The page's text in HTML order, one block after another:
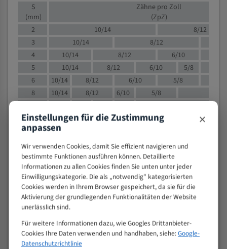
S
(mm)
Zähne pro Zoll
(ZpZ)
2
10/14
8/12
3
10/14 8/12
4
10/14 8/12 6/10
5
10/14 8/12 6/10
5/8
6
10/14 8/12 6/10
5/8
8
10/14 8/12 6/10 5/8
12
8/12 6/10
15
20
4/6
30
4/5
50
4/5
80
> 100
M (mm)
Zähne pro
Zoll (ZpZ)
Einstellungen für die Zustimmung
anpassen ×
Wir verwenden Cookies, damit Sie effizient navigieren und
bestimmte Funktionen ausführen können. Detaillierte
Informationen zu allen Cookies finden Sie unten unter jeder
Einwilligungskategorie. Die als „notwendig" kategorisierten
Cookies werden in Ihrem Browser gespeichert, da sie für die
Aktivierung der grundlegenden Funktionalitäten der Website
unerlässlich sind.
Für weitere Informationen dazu, wie Googles Drittanbieter-
Cookies Ihre Daten verwenden und handhaben, siehe:Google-
Datenschutzrichtlinie